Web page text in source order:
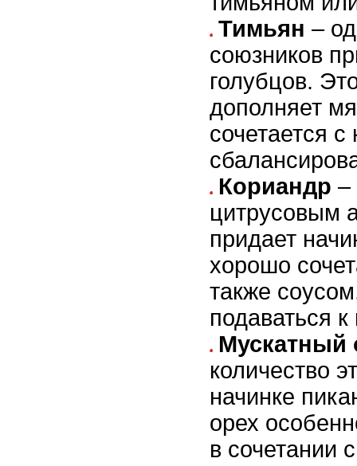
Тимьян –
союзников
голубцов.
дополняет
сочетается с
Кориандр –
цитрусовым
придает
хорошо
также
подаваться
Мускатный
количество
начинке
орех
в сочетании